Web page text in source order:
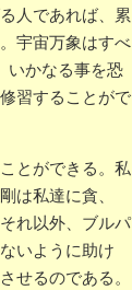
人であれば、累
宇宙万象はすべ
いかなる事を恐
習することがで
とができる。私
は私達に貪、
れ以外、ブルパ
いように助け
せるのである。